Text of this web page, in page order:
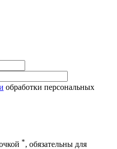
обработки персональных
*, обязательны для